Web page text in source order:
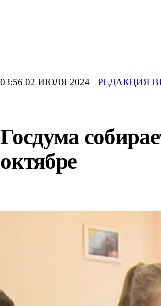
03:56 02 ИЮЛЯ 2024 РЕДАКЦИЯ
Госдума
октябре